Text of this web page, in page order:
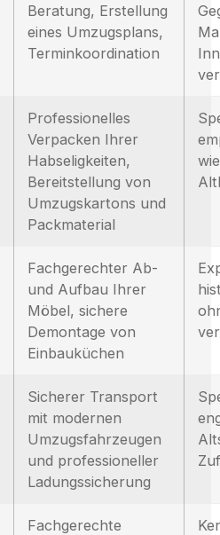
Beratung, Erstellung
eines Umzugsplans,
Terminkoordination
Professionelles
Verpacken Ihrer
Habseligkeiten,
Bereitstellung von
Umzugskartons und
Packmaterial
Fachgerechter Ab-
und Aufbau Ihrer
Möbel, sichere
Demontage von
Einbauküchen
Sicherer Transport
mit modernen
Umzugsfahrzeugen
und professioneller
Ladungssicherung
Fachgerechte